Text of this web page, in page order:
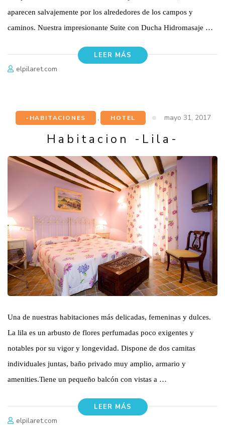
aparecen salvajemente por los alrededores de los campos y
caminos. Nuestra impresionante Suite con Ducha Hidromasaje …
LEER MÁS
elpilaret.com
-HABITACIONES , HOTEL mayo 31, 2017
Habitacion -Lila-
Una de nuestras habitaciones más delicadas, femeninas y dulces.
La lila es un arbusto de flores perfumadas poco exigentes y
notables por su vigor y longevidad. Dispone de dos camitas
individuales juntas, baño privado muy amplio, armario y
amenities.Tiene un pequeño balcón con vistas a …
LEER MÁS
elpilaret.com